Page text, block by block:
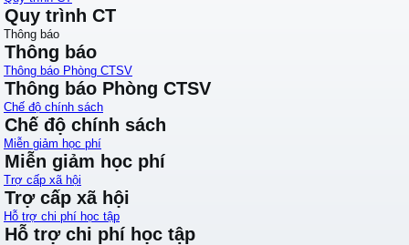
Quy trình CT
Thông báo
Thông báo
Thông báo Phòng CTSV
Thông báo Phòng CTSV
Chế độ chính sách
Chế độ chính sách
Miễn giảm học phí
Miễn giảm học phí
Trợ cấp xã hội
Trợ cấp xã hội
Hỗ trợ chi phí học tập
Hỗ trợ chi phí học tập